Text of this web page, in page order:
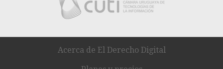
Acerca de El Derecho Digital